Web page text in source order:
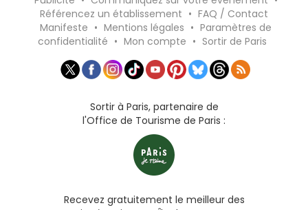
Référencez un établissement • FAQ / Contact
Manifeste • Mentions légales • Paramètres de
confidentialité • Mon compte • Sortir de Paris
Sortir à Paris, partenaire de
l'Office de Tourisme de Paris :
Recevez gratuitement le meilleur des